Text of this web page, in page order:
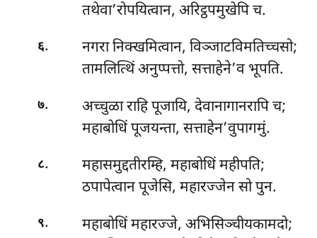
तथेवा’रोपयित्वान, अरिट्ठपमुखेपि च.
६.
नगरा निक्खमित्वान, विञ्जाटविमतिच्चसो;
तामलित्थिं अनुप्पत्तो, सत्ताहेने’व भूपति.
७.
अच्चुळा राहि पूजायि, देवानागानरापि च;
महाबोधिं पूजयन्ता, सत्ताहेन’वुपागमुं.
८.
महासमुद्दतीरम्हि, महाबोधिं महीपति;
ठपापेत्वान पूजेसि, महारज्जेन सो पुन.
९.
महाबोधिं महारज्जे, अभिसिञ्चीयकामदो;